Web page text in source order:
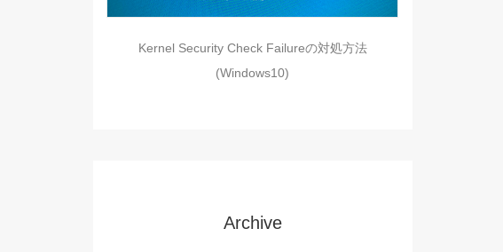
Kernel Security Check Failureの対処方法
(Windows10)
Archive